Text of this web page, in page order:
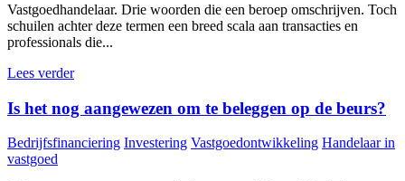
Vastgoedhandelaar. Drie woorden die een beroep omschrijven. Toch
schuilen achter deze termen een breed scala aan transacties en
professionals die...
Lees verder
Is het nog aangewezen om te beleggen op de beurs?
Bedrijfsfinanciering Investering Vastgoedontwikkeling Handelaar in
vastgoed